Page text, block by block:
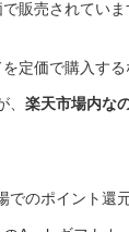
販売されていま
定価で購入す
楽天市場内な
でのポイント還